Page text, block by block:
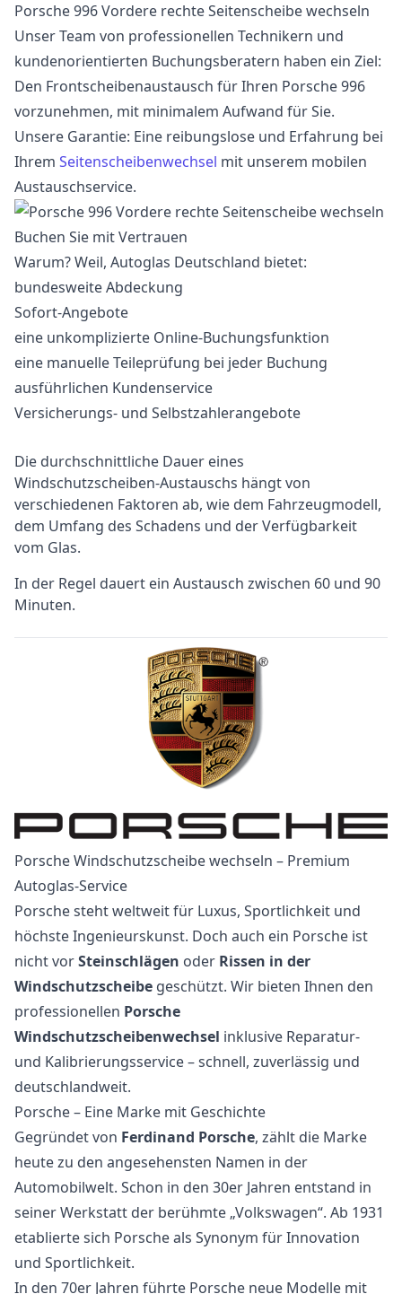
Porsche 996 Vordere rechte Seitenscheibe wechseln
Unser Team von professionellen Technikern und
kundenorientierten Buchungsberatern haben ein Ziel:
Den Frontscheibenaustausch für Ihren Porsche 996
vorzunehmen, mit minimalem Aufwand für Sie.
Unsere Garantie: Eine reibungslose und Erfahrung bei
Ihrem Seitenscheibenwechsel mit unserem mobilen
Austauschservice.
Buchen Sie mit Vertrauen
Warum? Weil, Autoglas Deutschland bietet:
bundesweite Abdeckung
Sofort-Angebote
eine unkomplizierte Online-Buchungsfunktion
eine manuelle Teileprüfung bei jeder Buchung
ausführlichen Kundenservice
Versicherungs- und Selbstzahlerangebote
Die durchschnittliche Dauer eines
Windschutzscheiben-Austauschs hängt von
verschiedenen Faktoren ab, wie dem Fahrzeugmodell,
dem Umfang des Schadens und der Verfügbarkeit
vom Glas.
In der Regel dauert ein Austausch zwischen 60 und 90
Minuten.
Porsche Windschutzscheibe wechseln – Premium
Autoglas-Service
Porsche steht weltweit für Luxus, Sportlichkeit und
höchste Ingenieurskunst. Doch auch ein Porsche ist
nicht vorSteinschlägen oder Rissen in der
Windschutzscheibe geschützt. Wir bieten Ihnen den
professionellen Porsche
Windschutzscheibenwechsel inklusive Reparatur-
und Kalibrierungsservice – schnell, zuverlässig und
deutschlandweit.
Porsche – Eine Marke mit Geschichte
Gegründet von Ferdinand Porsche, zählt die Marke
heute zu den angesehensten Namen in der
Automobilwelt. Schon in den 30er Jahren entstand in
seiner Werkstatt der berühmte „Volkswagen“. Ab 1931
etablierte sich Porsche als Synonym für Innovation
und Sportlichkeit.
In den 70er Jahren führte Porsche neue Modelle mit